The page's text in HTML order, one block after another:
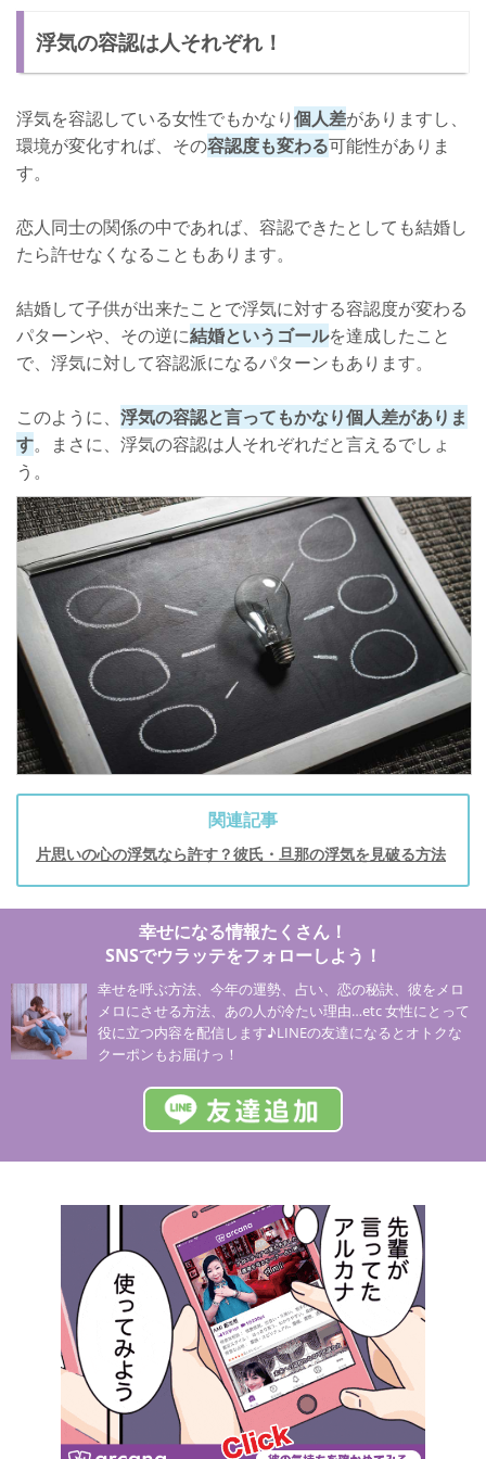
浮気の容認は人それぞれ！
浮気を容認している女性でもかなり個人差がありますし、
環境が変化すれば、その容認度も変わる可能性がありま
す。
恋人同士の関係の中であれば、容認できたとしても結婚し
たら許せなくなることもあります。
結婚して子供が出来たことで浮気に対する容認度が変わる
パターンや、その逆に結婚というゴールを達成したこと
で、浮気に対して容認派になるパターンもあります。
このように、 浮気の容認と言ってもかなり個人差がありま
す。まさに、浮気の容認は人それぞれだと言えるでしょ
う。
関連記事
片思いの心の浮気なら許す？彼氏・旦那の浮気を見破る方法
幸せになる情報たくさん！
SNSでウラッテをフォローしよう！
幸せを呼ぶ方法、今年の運勢、占い、恋の秘訣、彼をメロ
メロにさせる方法、あの人が冷たい理由…etc 女性にとって
役に立つ内容を配信します♪LINEの友達になるとオトクな
クーポンもお届けっ！